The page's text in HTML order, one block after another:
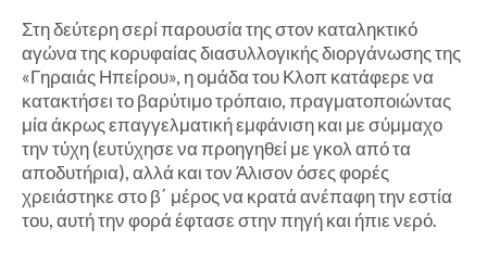
Στη δεύτερη σερί παρουσία της στον καταληκτικό
αγώνα της κορυφαίας διασυλλογικής διοργάνωσης της
«Γηραιάς Ηπείρου», η ομάδα του Κλοπ κατάφερε να
κατακτήσει το βαρύτιμο τρόπαιο, πραγματοποιώντας
μία άκρως επαγγελματική εμφάνιση και με σύμμαχο
την τύχη (ευτύχησε να προηγηθεί με γκολ από τα
αποδυτήρια), αλλά και τον Άλισον όσες φορές
χρειάστηκε στο β΄ μέρος να κρατά ανέπαφη την εστία
του, αυτή την φορά έφτασε στην πηγή και ήπιε νερό.